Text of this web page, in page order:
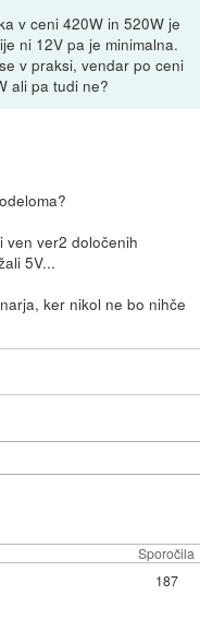
v ceni 420W in 520W je
ni 12V pa je minimalna.
v praksi, vendar po ceni
ali pa tudi ne?
ven ver2 določenih
5V...
ker nikol ne bo nihče
Sporočila
187